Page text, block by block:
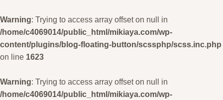
Warning: Trying to access array offset on null in
/home/c4069014/public_html/mikiaya.com/wp-
content/plugins/blog-floating-button/scssphp/scss.inc.php
on line 1623
Warning: Trying to access array offset on null in
/home/c4069014/public_html/mikiaya.com/wp-